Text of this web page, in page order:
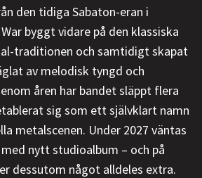
den tidiga Sabaton-eran i
byggt vidare på den klassiska
traditionen och samtidigt skapat
av melodisk tyngd och
åren har bandet släppt flera
sig som ett självklart namn
metalscenen. Under 2027 väntas
nytt studioalbum – och på
dessutom något alldeles extra.